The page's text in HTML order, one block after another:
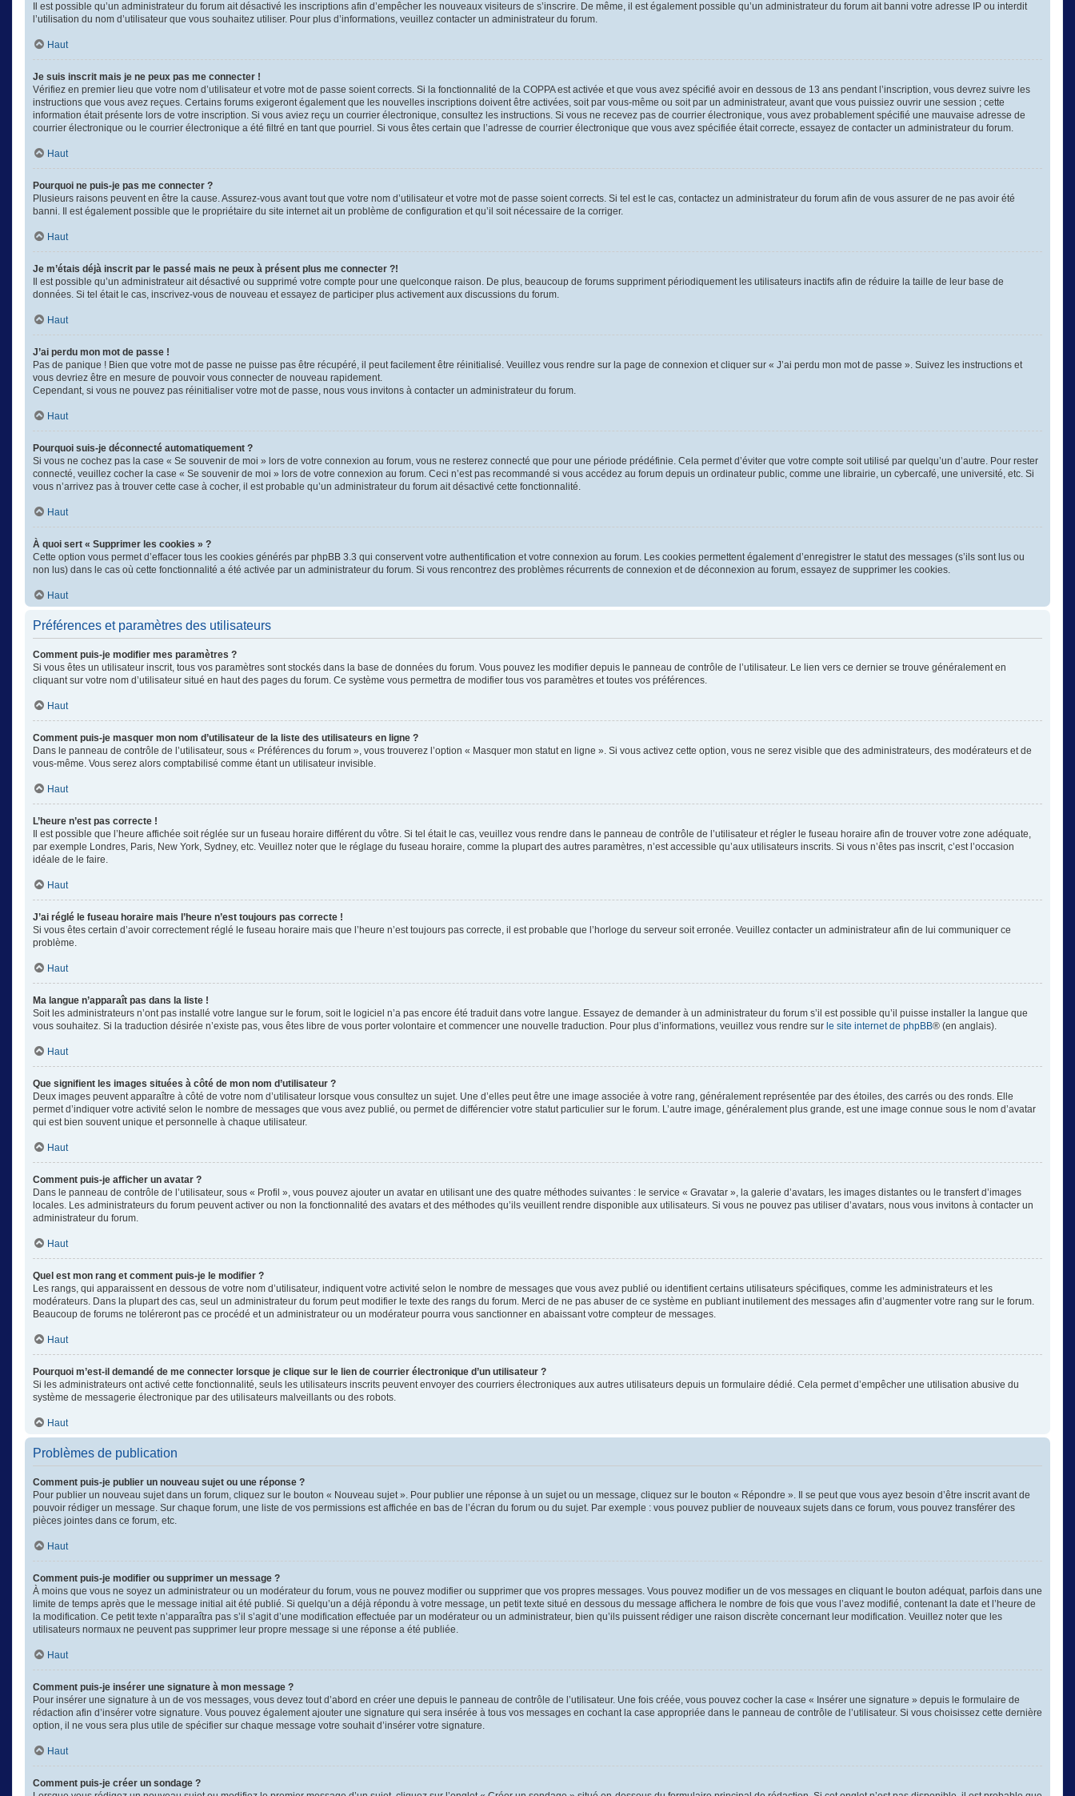
Il est possible qu’un administrateur du forum ait désactivé les inscriptions afin d’empêcher les nouveaux visiteurs de s’inscrire. De même, il est également possible qu’un administrateur du forum ait banni votre adresse IP ou interdit
l’utilisation du nom d’utilisateur que vous souhaitez utiliser. Pour plus d’informations, veuillez contacter un administrateur du forum.
Haut
Je suis inscrit mais je ne peux pas me connecter !
Vérifiez en premier lieu que votre nom d’utilisateur et votre mot de passe soient corrects. Si la fonctionnalité de la COPPA est activée et que vous avez spécifié avoir en dessous de 13 ans pendant l’inscription, vous devrez suivre les
instructions que vous avez reçues. Certains forums exigeront également que les nouvelles inscriptions doivent être activées, soit par vous-même ou soit par un administrateur, avant que vous puissiez ouvrir une session ; cette
information était présente lors de votre inscription. Si vous aviez reçu un courrier électronique, consultez les instructions. Si vous ne recevez pas de courrier électronique, vous avez probablement spécifié une mauvaise adresse de
courrier électronique ou le courrier électronique a été filtré en tant que pourriel. Si vous êtes certain que l’adresse de courrier électronique que vous avez spécifiée était correcte, essayez de contacter un administrateur du forum.
Haut
Pourquoi ne puis-je pas me connecter ?
Plusieurs raisons peuvent en être la cause. Assurez-vous avant tout que votre nom d’utilisateur et votre mot de passe soient corrects. Si tel est le cas, contactez un administrateur du forum afin de vous assurer de ne pas avoir été
banni. Il est également possible que le propriétaire du site internet ait un problème de configuration et qu’il soit nécessaire de la corriger.
Haut
Je m’étais déjà inscrit par le passé mais ne peux à présent plus me connecter ?!
Il est possible qu’un administrateur ait désactivé ou supprimé votre compte pour une quelconque raison. De plus, beaucoup de forums suppriment périodiquement les utilisateurs inactifs afin de réduire la taille de leur base de
données. Si tel était le cas, inscrivez-vous de nouveau et essayez de participer plus activement aux discussions du forum.
Haut
J’ai perdu mon mot de passe !
Pas de panique ! Bien que votre mot de passe ne puisse pas être récupéré, il peut facilement être réinitialisé. Veuillez vous rendre sur la page de connexion et cliquer sur « J’ai perdu mon mot de passe ». Suivez les instructions et
vous devriez être en mesure de pouvoir vous connecter de nouveau rapidement.
Cependant, si vous ne pouvez pas réinitialiser votre mot de passe, nous vous invitons à contacter un administrateur du forum.
Haut
Pourquoi suis-je déconnecté automatiquement ?
Si vous ne cochez pas la case « Se souvenir de moi » lors de votre connexion au forum, vous ne resterez connecté que pour une période prédéfinie. Cela permet d’éviter que votre compte soit utilisé par quelqu’un d’autre. Pour rester
connecté, veuillez cocher la case « Se souvenir de moi » lors de votre connexion au forum. Ceci n’est pas recommandé si vous accédez au forum depuis un ordinateur public, comme une librairie, un cybercafé, une université, etc. Si
vous n’arrivez pas à trouver cette case à cocher, il est probable qu’un administrateur du forum ait désactivé cette fonctionnalité.
Haut
À quoi sert « Supprimer les cookies » ?
Cette option vous permet d’effacer tous les cookies générés par phpBB 3.3 qui conservent votre authentification et votre connexion au forum. Les cookies permettent également d’enregistrer le statut des messages (s’ils sont lus ou
non lus) dans le cas où cette fonctionnalité a été activée par un administrateur du forum. Si vous rencontrez des problèmes récurrents de connexion et de déconnexion au forum, essayez de supprimer les cookies.
Haut
Préférences et paramètres des utilisateurs
Comment puis-je modifier mes paramètres ?
Si vous êtes un utilisateur inscrit, tous vos paramètres sont stockés dans la base de données du forum. Vous pouvez les modifier depuis le panneau de contrôle de l’utilisateur. Le lien vers ce dernier se trouve généralement en
cliquant sur votre nom d’utilisateur situé en haut des pages du forum. Ce système vous permettra de modifier tous vos paramètres et toutes vos préférences.
Haut
Comment puis-je masquer mon nom d’utilisateur de la liste des utilisateurs en ligne ?
Dans le panneau de contrôle de l’utilisateur, sous « Préférences du forum », vous trouverez l’option « Masquer mon statut en ligne ». Si vous activez cette option, vous ne serez visible que des administrateurs, des modérateurs et de
vous-même. Vous serez alors comptabilisé comme étant un utilisateur invisible.
Haut
L’heure n’est pas correcte !
Il est possible que l’heure affichée soit réglée sur un fuseau horaire différent du vôtre. Si tel était le cas, veuillez vous rendre dans le panneau de contrôle de l’utilisateur et régler le fuseau horaire afin de trouver votre zone adéquate,
par exemple Londres, Paris, New York, Sydney, etc. Veuillez noter que le réglage du fuseau horaire, comme la plupart des autres paramètres, n’est accessible qu’aux utilisateurs inscrits. Si vous n’êtes pas inscrit, c’est l’occasion
idéale de le faire.
Haut
J’ai réglé le fuseau horaire mais l’heure n’est toujours pas correcte !
Si vous êtes certain d’avoir correctement réglé le fuseau horaire mais que l’heure n’est toujours pas correcte, il est probable que l’horloge du serveur soit erronée. Veuillez contacter un administrateur afin de lui communiquer ce
problème.
Haut
Ma langue n’apparaît pas dans la liste !
Soit les administrateurs n’ont pas installé votre langue sur le forum, soit le logiciel n’a pas encore été traduit dans votre langue. Essayez de demander à un administrateur du forum s’il est possible qu’il puisse installer la langue que
vous souhaitez. Si la traduction désirée n’existe pas, vous êtes libre de vous porter volontaire et commencer une nouvelle traduction. Pour plus d’informations, veuillez vous rendre sur le site internet de phpBB® (en anglais).
Haut
Que signifient les images situées à côté de mon nom d’utilisateur ?
Deux images peuvent apparaître à côté de votre nom d’utilisateur lorsque vous consultez un sujet. Une d’elles peut être une image associée à votre rang, généralement représentée par des étoiles, des carrés ou des ronds. Elle
permet d’indiquer votre activité selon le nombre de messages que vous avez publié, ou permet de différencier votre statut particulier sur le forum. L’autre image, généralement plus grande, est une image connue sous le nom d’avatar
qui est bien souvent unique et personnelle à chaque utilisateur.
Haut
Comment puis-je afficher un avatar ?
Dans le panneau de contrôle de l’utilisateur, sous « Profil », vous pouvez ajouter un avatar en utilisant une des quatre méthodes suivantes : le service « Gravatar », la galerie d’avatars, les images distantes ou le transfert d’images
locales. Les administrateurs du forum peuvent activer ou non la fonctionnalité des avatars et des méthodes qu’ils veuillent rendre disponible aux utilisateurs. Si vous ne pouvez pas utiliser d’avatars, nous vous invitons à contacter un
administrateur du forum.
Haut
Quel est mon rang et comment puis-je le modifier ?
Les rangs, qui apparaissent en dessous de votre nom d’utilisateur, indiquent votre activité selon le nombre de messages que vous avez publié ou identifient certains utilisateurs spécifiques, comme les administrateurs et les
modérateurs. Dans la plupart des cas, seul un administrateur du forum peut modifier le texte des rangs du forum. Merci de ne pas abuser de ce système en publiant inutilement des messages afin d’augmenter votre rang sur le forum.
Beaucoup de forums ne toléreront pas ce procédé et un administrateur ou un modérateur pourra vous sanctionner en abaissant votre compteur de messages.
Haut
Pourquoi m’est-il demandé de me connecter lorsque je clique sur le lien de courrier électronique d’un utilisateur ?
Si les administrateurs ont activé cette fonctionnalité, seuls les utilisateurs inscrits peuvent envoyer des courriers électroniques aux autres utilisateurs depuis un formulaire dédié. Cela permet d’empêcher une utilisation abusive du
système de messagerie électronique par des utilisateurs malveillants ou des robots.
Haut
Problèmes de publication
Comment puis-je publier un nouveau sujet ou une réponse ?
Pour publier un nouveau sujet dans un forum, cliquez sur le bouton « Nouveau sujet ». Pour publier une réponse à un sujet ou un message, cliquez sur le bouton « Répondre ». Il se peut que vous ayez besoin d’être inscrit avant de
pouvoir rédiger un message. Sur chaque forum, une liste de vos permissions est affichée en bas de l’écran du forum ou du sujet. Par exemple : vous pouvez publier de nouveaux sujets dans ce forum, vous pouvez transférer des
pièces jointes dans ce forum, etc.
Haut
Comment puis-je modifier ou supprimer un message ?
À moins que vous ne soyez un administrateur ou un modérateur du forum, vous ne pouvez modifier ou supprimer que vos propres messages. Vous pouvez modifier un de vos messages en cliquant le bouton adéquat, parfois dans une
limite de temps après que le message initial ait été publié. Si quelqu’un a déjà répondu à votre message, un petit texte situé en dessous du message affichera le nombre de fois que vous l’avez modifié, contenant la date et l’heure de
la modification. Ce petit texte n’apparaîtra pas s’il s’agit d’une modification effectuée par un modérateur ou un administrateur, bien qu’ils puissent rédiger une raison discrète concernant leur modification. Veuillez noter que les
utilisateurs normaux ne peuvent pas supprimer leur propre message si une réponse a été publiée.
Haut
Comment puis-je insérer une signature à mon message ?
Pour insérer une signature à un de vos messages, vous devez tout d’abord en créer une depuis le panneau de contrôle de l’utilisateur. Une fois créée, vous pouvez cocher la case « Insérer une signature » depuis le formulaire de
rédaction afin d’insérer votre signature. Vous pouvez également ajouter une signature qui sera insérée à tous vos messages en cochant la case appropriée dans le panneau de contrôle de l’utilisateur. Si vous choisissez cette dernière
option, il ne vous sera plus utile de spécifier sur chaque message votre souhait d’insérer votre signature.
Haut
Comment puis-je créer un sondage ?